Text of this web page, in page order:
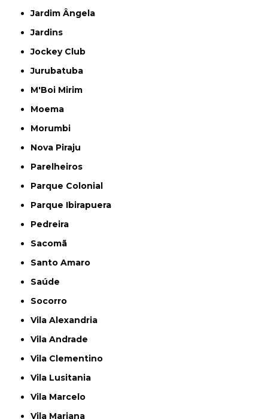
Jardim Ângela
Jardins
Jockey Club
Jurubatuba
M'Boi Mirim
Moema
Morumbi
Nova Piraju
Parelheiros
Parque Colonial
Parque Ibirapuera
Pedreira
Sacomã
Santo Amaro
Saúde
Socorro
Vila Alexandria
Vila Andrade
Vila Clementino
Vila Lusitania
Vila Marcelo
Vila Mariana